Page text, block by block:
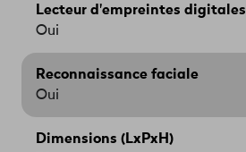
Lecteur d'empreintes digitales
Oui
Reconnaissance faciale
Oui
Dimensions (LxPxH)